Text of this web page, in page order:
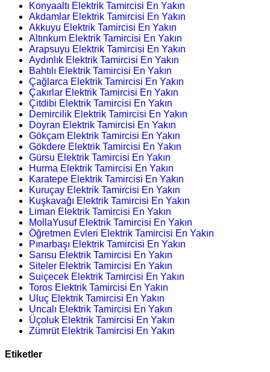
Konyaaltı Elektrik Tamircisi En Yakın
Akdamlar Elektrik Tamircisi En Yakın
Akkuyu Elektrik Tamircisi En Yakın
Altınkum Elektrik Tamircisi En Yakın
Arapsuyu Elektrik Tamircisi En Yakın
Aydınlık Elektrik Tamircisi En Yakın
Bahtılı Elektrik Tamircisi En Yakın
Çağlarca Elektrik Tamircisi En Yakın
Çakırlar Elektrik Tamircisi En Yakın
Çitdibi Elektrik Tamircisi En Yakın
Demircilik Elektrik Tamircisi En Yakın
Doyran Elektrik Tamircisi En Yakın
Gökçam Elektrik Tamircisi En Yakın
Gökdere Elektrik Tamircisi En Yakın
Gürsu Elektrik Tamircisi En Yakın
Hurma Elektrik Tamircisi En Yakın
Karatepe Elektrik Tamircisi En Yakın
Kuruçay Elektrik Tamircisi En Yakın
Kuşkavağı Elektrik Tamircisi En Yakın
Liman Elektrik Tamircisi En Yakın
MollaYusuf Elektrik Tamircisi En Yakın
Öğretmen Evleri Elektrik Tamircisi En Yakın
Pınarbaşı Elektrik Tamircisi En Yakın
Sarısu Elektrik Tamircisi En Yakın
Siteler Elektrik Tamircisi En Yakın
Suiçecek Elektrik Tamircisi En Yakın
Toros Elektrik Tamircisi En Yakın
Uluç Elektrik Tamircisi En Yakın
Uncalı Elektrik Tamircisi En Yakın
Üçoluk Elektrik Tamircisi En Yakın
Zümrüt Elektrik Tamircisi En Yakın
Etiketler